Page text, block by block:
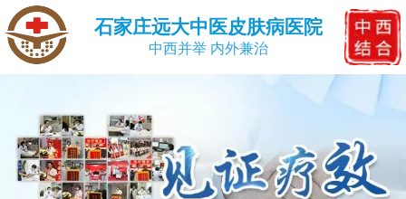
石家庄远大中医皮肤病医院
中西并举 内外兼治